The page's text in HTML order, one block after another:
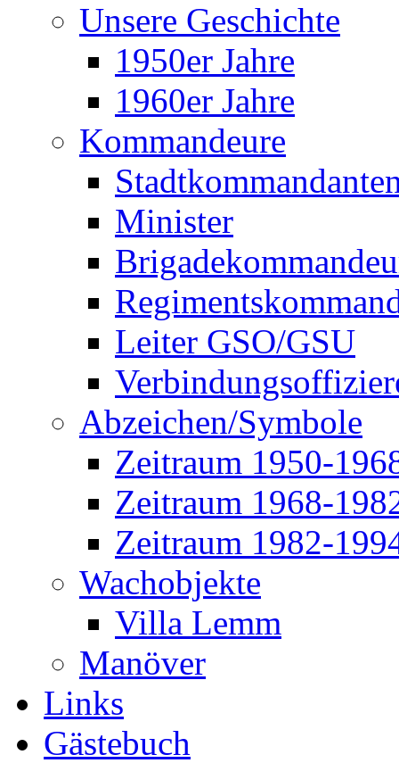
Unsere Geschichte
1950er Jahre
1960er Jahre
Kommandeure
Minister
Leiter GSO/GSU
Abzeichen/Symbole
Zeitraum 1950-
Zeitraum 1968-
Zeitraum 1982-
Wachobjekte
Villa Lemm
Manöver
Links
Gästebuch